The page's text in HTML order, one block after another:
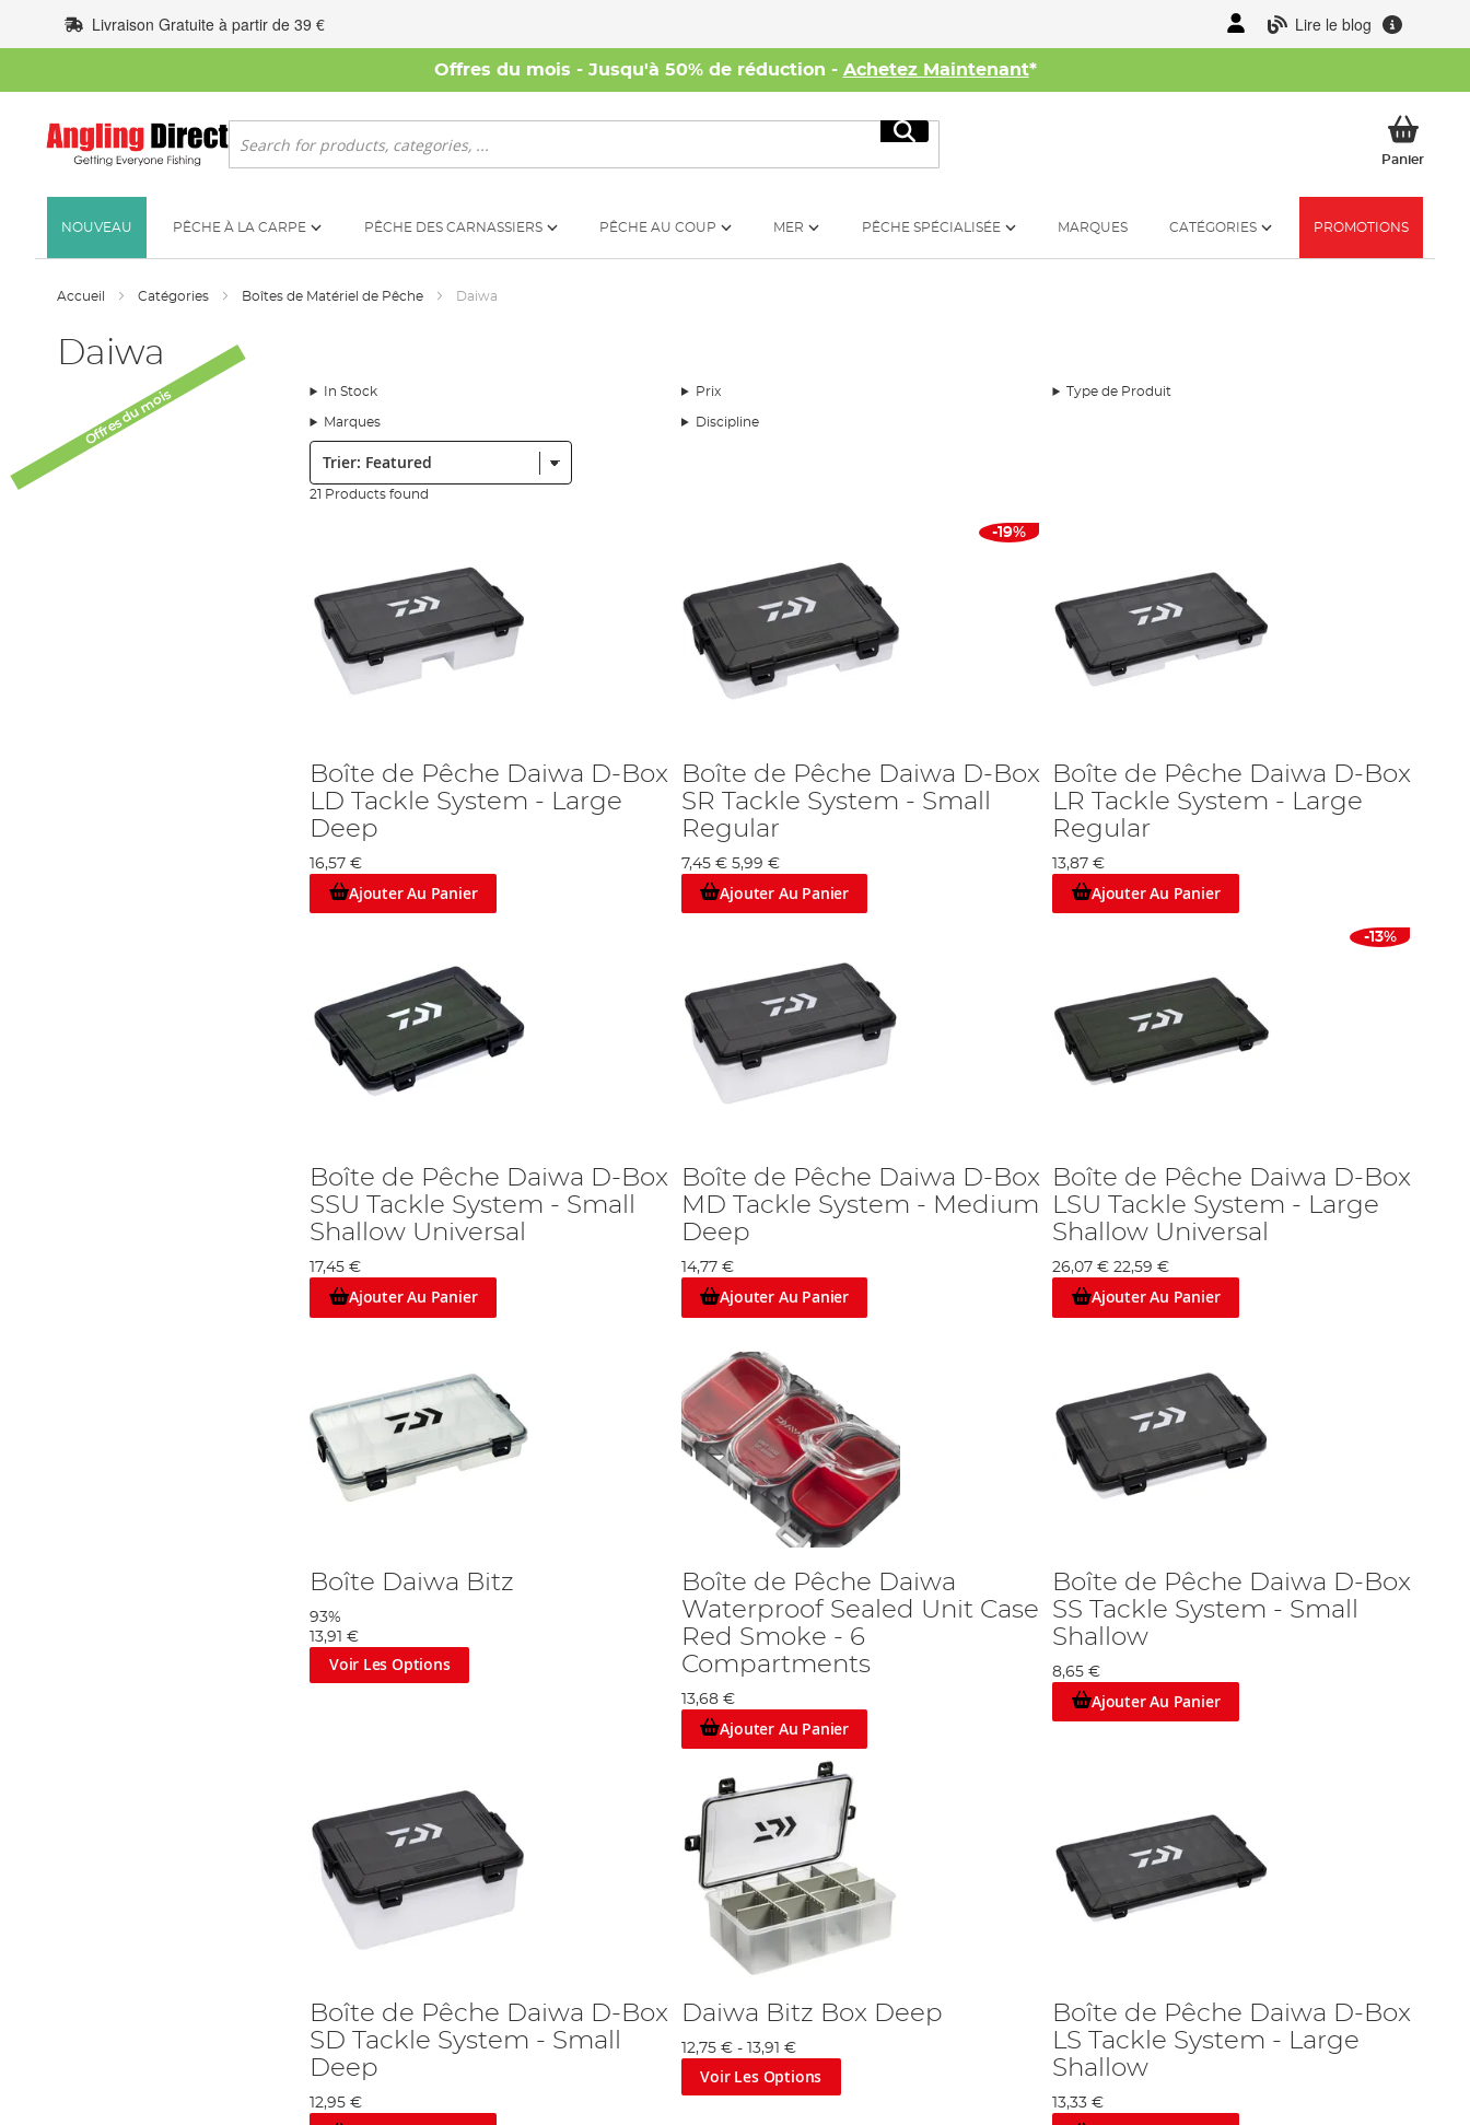
au
contenu
Lire le blog
Livraison Gratuite à partir de 39 €
Offres du mois - Jusqu'à 50% de réduction - Achetez Maintenant*
Rechercher
Rechercher
PanierMon
NOUVEAU PÊCHE À LA CARPE PÊCHE DES CARNASSIERS PÊCHE AU COUP MER PÊCHE SPÉCIALISÉE MARQUES CATÉGORIES PROMOTIONS
Accueil Catégories Boîtes de Matériel de Pêche Daiwa
Daiwa
In Stock Prix Type de Produit
Marques Discipline
Trier:
21 Products found
Boîte de Pêche Daiwa D-Box
LD Tackle System - Large
Deep
16,57 €
Ajouter Au Panier
Offres du mois
-19%
Boîte de Pêche Daiwa D-Box
SR Tackle System - Small
Regular
7,45 € 5,99 €
Ajouter Au Panier
Boîte de Pêche Daiwa D-Box
LR Tackle System - Large
Regular
13,87 €
Ajouter Au Panier
Boîte de Pêche Daiwa D-Box
SSU Tackle System - Small
Shallow Universal
17,45 €
Ajouter Au Panier
Boîte de Pêche Daiwa D-Box
MD Tackle System - Medium
Deep
14,77 €
Ajouter Au Panier
-13%
Boîte de Pêche Daiwa D-Box
LSU Tackle System - Large
Shallow Universal
26,07 € 22,59 €
Ajouter Au Panier
Boîte Daiwa Bitz
93%
13,91 €
Voir Les Options
Boîte de Pêche Daiwa
Waterproof Sealed Unit Case
Red Smoke - 6
Compartments
13,68 €
Ajouter Au Panier
Boîte de Pêche Daiwa D-Box
SS Tackle System - Small
Shallow
8,65 €
Ajouter Au Panier
Boîte de Pêche Daiwa D-Box
SD Tackle System - Small
Deep
12,95 €
Daiwa Bitz Box Deep
12,75 €- 13,91 €
Voir Les Options
Boîte de Pêche Daiwa D-Box
LS Tackle System - Large
Shallow
13,33 €